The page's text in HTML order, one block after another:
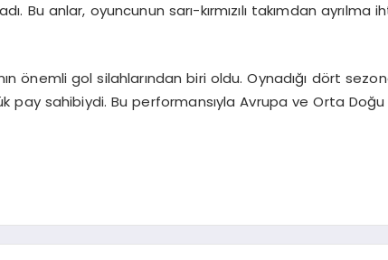
Bu anlar, oyuncunun sarı-kırmızılı takımdan ayrılma
önemli gol silahlarından biri oldu. Oynadığı dört
pay sahibiydi. Bu performansıyla Avrupa ve Orta Doğu